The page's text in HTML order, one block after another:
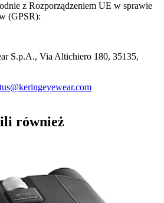
z Rozporządzeniem UE w sprawie
(GPSR):
S.p.A., Via Altichiero 180, 35135,
również